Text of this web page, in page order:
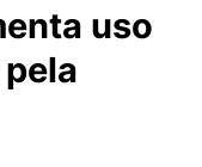
uso